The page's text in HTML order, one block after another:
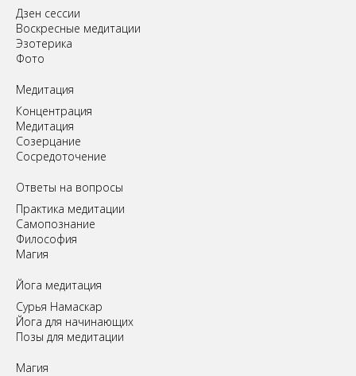
Дзен сессии
Воскресные медитации
Эзотерика
Фото
Медитация
Концентрация
Медитация
Созерцание
Сосредоточение
Ответы на вопросы
Практика медитации
Самопознание
Философия
Магия
Йога медитация
Сурья Намаскар
Йога для начинающих
Позы для медитации
Магия